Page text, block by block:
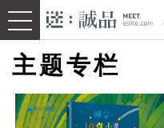
主题专栏